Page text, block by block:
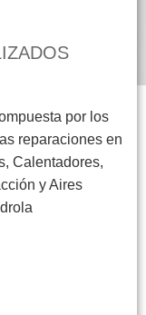
por los
reparaciones en
Calentadores,
y Aires